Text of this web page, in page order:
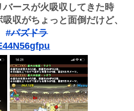
バースが火吸収してきた時
収がちょっと面倒だけど、
#パズドラ